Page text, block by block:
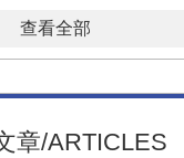
查看全部
章/ARTICLES